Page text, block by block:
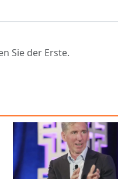
Sie der Erste.